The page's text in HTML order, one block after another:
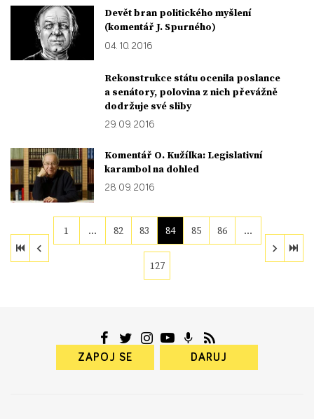
Devět bran politického myšlení
(komentář J. Spurného)
04. 10. 2016
Rekonstrukce státu ocenila poslance
a senátory, polovina z nich převážně
dodržuje své sliby
29. 09. 2016
Komentář O. Kužílka: Legislativní
karambol na dohled
28. 09. 2016
1 … 82 83 84 85 86 …
127
ZAPOJ SE DARUJ